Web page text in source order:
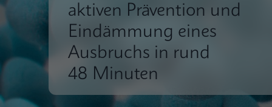
aktiven Prävention und
Eindämmung eines
Ausbruchs in rund
48 Minuten